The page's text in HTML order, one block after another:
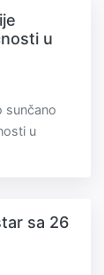
u
sunčano
u
sa 26